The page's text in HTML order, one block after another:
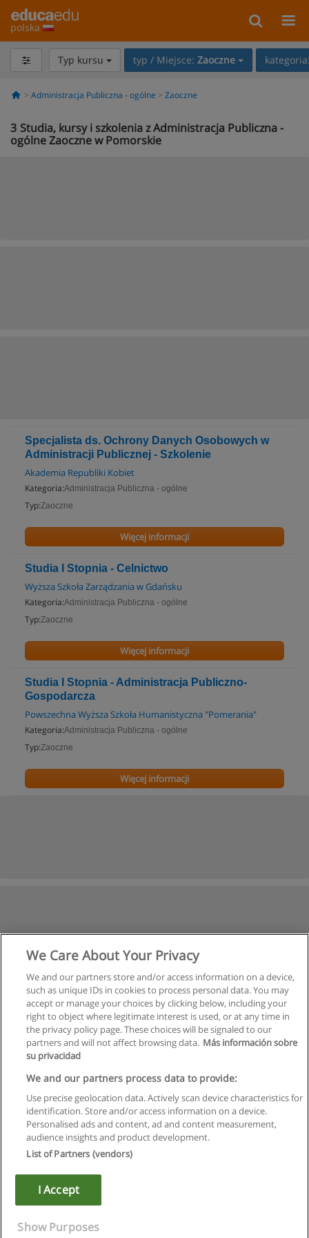
polska
Typ kursu typ / Miejsce: Zaoczne
Administracja Publiczna - ogólne Zaoczne
3 Studia, kursy i szkolenia z Administracja Publiczna -
ogólne Zaoczne w Pomorskie
Specjalista ds. Ochrony Danych Osobowych w
Administracji Publicznej - Szkolenie
Akademia Republiki Kobiet
Kategoria:Administracja Publiczna - ogólne
Typ:Zaoczne
Więcej informacji
Studia I Stopnia - Celnictwo
Wyższa Szkoła Zarządzania w Gdańsku
Kategoria:Administracja Publiczna - ogólne
Typ:Zaoczne
Więcej informacji
Studia I Stopnia - Administracja Publiczno-
Gospodarcza
Powszechna Wyższa Szkoła Humanistyczna "Pomerania"
Kategoria:Administracja Publiczna - ogólne
Typ:Zaoczne
Więcej informacji
Regulamin
Polityka ochrony danych osobowych
Copyright © Educaedu Business S.L. - CIF : B-95610580: -
We Care About Your Privacy
We and our partners store and/or access information on a device,
such as unique IDs in cookies to process personal data. You may
accept or manage your choices by clicking below, including your
right to object where legitimate interest is used, or at any time in
the privacy policy page. These choices will be signaled to our
partners and will not affect browsing data. Más información sobre
su privacidad
We and our partners process data to provide:
Use precise geolocation data. Actively scan device characteristics for
identification. Store and/or access information on a device.
Personalised ads and content, ad and content measurement,
audience insights and product development.
List of Partners (vendors)
I Accept
Show Purposes